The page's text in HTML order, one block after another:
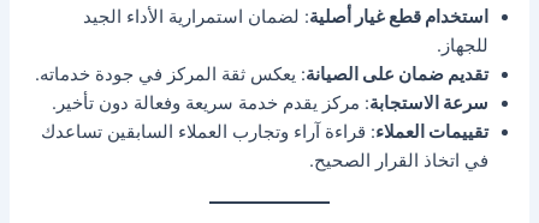
استخدام قطع غيار أصلية: لضمان استمرارية الأداء الجيد
للجهاز.
تقديم ضمان على الصيانة: يعكس ثقة المركز في جودة خدماته.
سرعة الاستجابة: مركز يقدم خدمة سريعة وفعالة دون تأخير.
تقييمات العملاء: قراءة آراء وتجارب العملاء السابقين تساعدك
في اتخاذ القرار الصحيح.